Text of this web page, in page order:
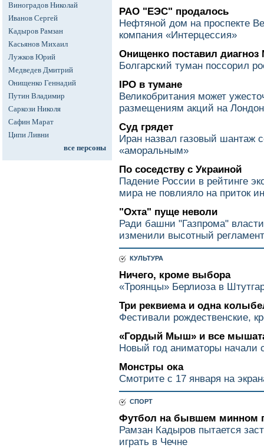
Виноградов Николай
Иванов Сергей
Кадыров Рамзан
Касьянов Михаил
Лужков Юрий
Медведев Дмитрий
Онищенко Геннадий
Путин Владимир
Саркози Николя
Сафин Марат
Ципи Ливни
все персоны
РАО "ЕЭС" продалось
Нефтяной дом на проспекте
компания «Интерцессия»
Онищенко поставил диагноз
Болгарский туман поссорил
IPO в тумане
Великобритания может
размещениям акций на
Суд грядет
Иран назвал газовый шантаж
«аморальным»
По соседству с Украиной
Падение России в рейтинге
мира не повлияло на приток
"Охта" пуще неволи
Ради башни "Газпрома"
изменили высотный регламент
КУЛЬТУРА
Ничего, кроме выбора
«Троянцы» Берлиоза в
Три реквиема и одна
Фестивали рождественские,
«Гордый Мыш» и все
Новый год аниматоры начали
Монстры ока
Смотрите с 17 января на
СПОРТ
Футбол на бывшем минном
Рамзан Кадыров пытается
играть в Чечне